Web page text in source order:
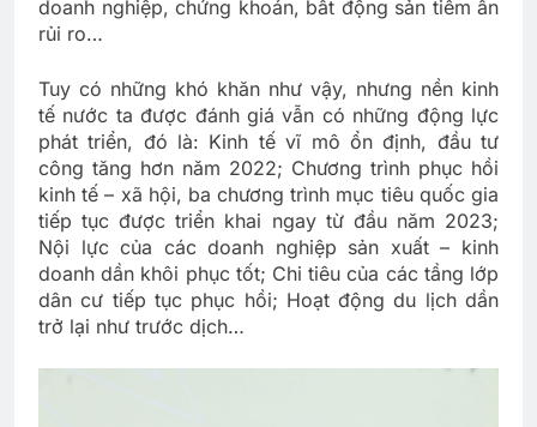
doanh nghiệp, chứng khoán, bất động sản tiềm ẩn
rủi ro…
Tuy có những khó khăn như vậy, nhưng nền kinh
tế nước ta được đánh giá vẫn có những động lực
phát triển, đó là: Kinh tế vĩ mô ổn định, đầu tư
công tăng hơn năm 2022; Chương trình phục hồi
kinh tế – xã hội, ba chương trình mục tiêu quốc gia
tiếp tục được triển khai ngay từ đầu năm 2023;
Nội lực của các doanh nghiệp sản xuất – kinh
doanh dần khôi phục tốt; Chi tiêu của các tầng lớp
dân cư tiếp tục phục hồi; Hoạt động du lịch dần
trở lại như trước dịch…